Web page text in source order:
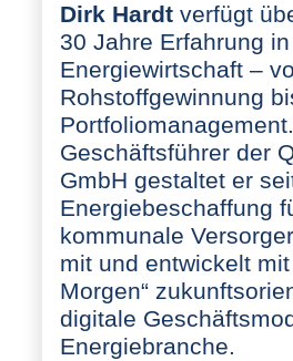
Dirk Hardtverfügt
30 Jahre Erfahrung
Energiewirtschaft –
Rohstoffgewinnung
Geschäftsführer der
GmbH gestaltet er
Energiebeschaffung
kommunale
mit und entwickelt
Morgen“
digitale
Energiebranche.